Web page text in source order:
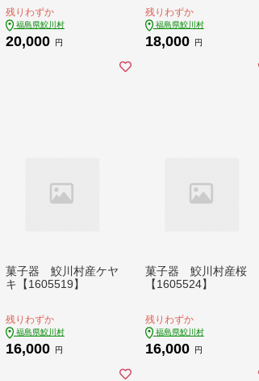
残りわずか
福島県鮫川村
20,000 円
残りわずか
福島県鮫川村
18,000 円
菓子器 鮫川村産ケヤ
キ【1605519】
残りわずか
福島県鮫川村
16,000 円
菓子器 鮫川村産桜
【1605524】
残りわずか
福島県鮫川村
16,000 円